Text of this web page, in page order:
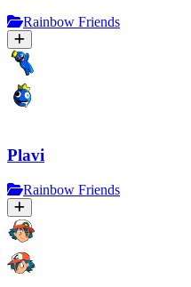
Rainbow Friends
Plavi
Rainbow Friends